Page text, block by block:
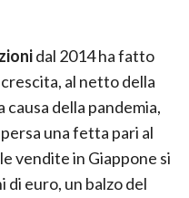
dal 2014 ha fatto
al netto della
della pandemia,
una fetta pari al
vendite in Giappone si
di euro, un balzo del